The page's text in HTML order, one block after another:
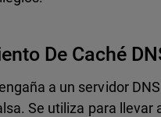
De Caché
a un servidor
Se utiliza para